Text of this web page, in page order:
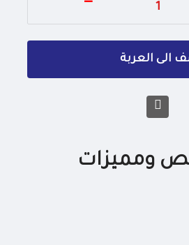
ومميزات